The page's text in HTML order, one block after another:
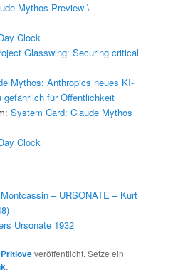
Mythos Preview \
Clock
Glasswing: Securing critical
Mythos: Anthropics neues KI-
für Öffentlichkeit
System Card: Claude Mythos
Clock
– URSONATE – Kurt
Ursonate 1932
veröffentlicht. Setze ein
.